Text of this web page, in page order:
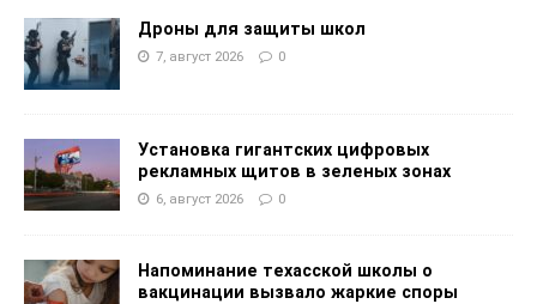
Дроны для защиты школ
7, август 2026 0
Установка гигантских цифровых
рекламных щитов в зеленых зонах
6, август 2026 0
Напоминание техасской школы о
вакцинации вызвало жаркие споры